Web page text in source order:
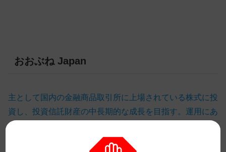
おおぶね Japan
主として国内の金融商品取引所に上場されている株式に投
資し、投資信託財産の中長期的な成長を目指す。運用にあ
たっては、徹底したファンダメンタル分析に基づく、持続
的に価値を創造する企業への長期投資、および、投資先へ